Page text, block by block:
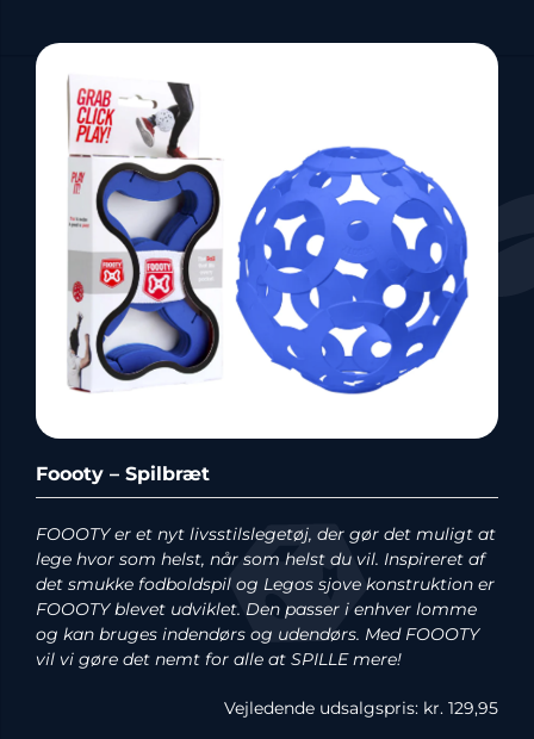
Foooty – Spilbræt
FOOOTY er et nyt livsstilslegetøj, der gør det muligt at
lege hvor som helst, når som helst du vil. Inspireret af
det smukke fodboldspil og Legos sjove konstruktion er
FOOOTY blevet udviklet. Den passer i enhver lomme
og kan bruges indendørs og udendørs. Med FOOOTY
vil vi gøre det nemt for alle at SPILLE mere!
Vejledende udsalgspris: kr. 129,95